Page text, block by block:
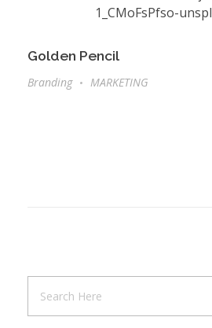
Golden Pencil
Branding
MARKETING